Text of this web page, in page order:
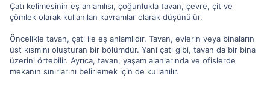
Çatı kelimesinin eş anlamlısı, çoğunlukla tavan, çevre, çit ve
çömlek olarak kullanılan kavramlar olarak düşünülür.
Öncelikle tavan, çatı ile eş anlamlıdır. Tavan, evlerin veya binaların
üst kısmını oluşturan bir bölümdür. Yani çatı gibi, tavan da bir bina
üzerini örtebilir. Ayrıca, tavan, yaşam alanlarında ve ofislerde
mekanın sınırlarını belirlemek için de kullanılır.